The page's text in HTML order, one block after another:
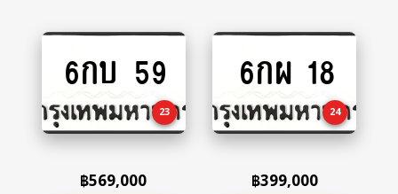
to
6กบ 59
23
฿569,000
6กผ 18
24
฿399,000